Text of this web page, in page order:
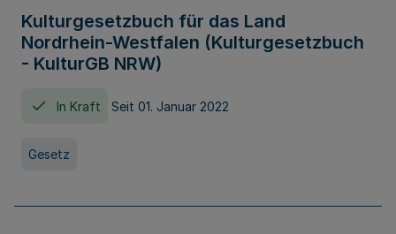
Kulturgesetzbuch für das Land
Nordrhein-Westfalen (Kulturgesetzbuch
- KulturGB NRW)
In Kraft Seit 01. Januar 2022
Gesetz